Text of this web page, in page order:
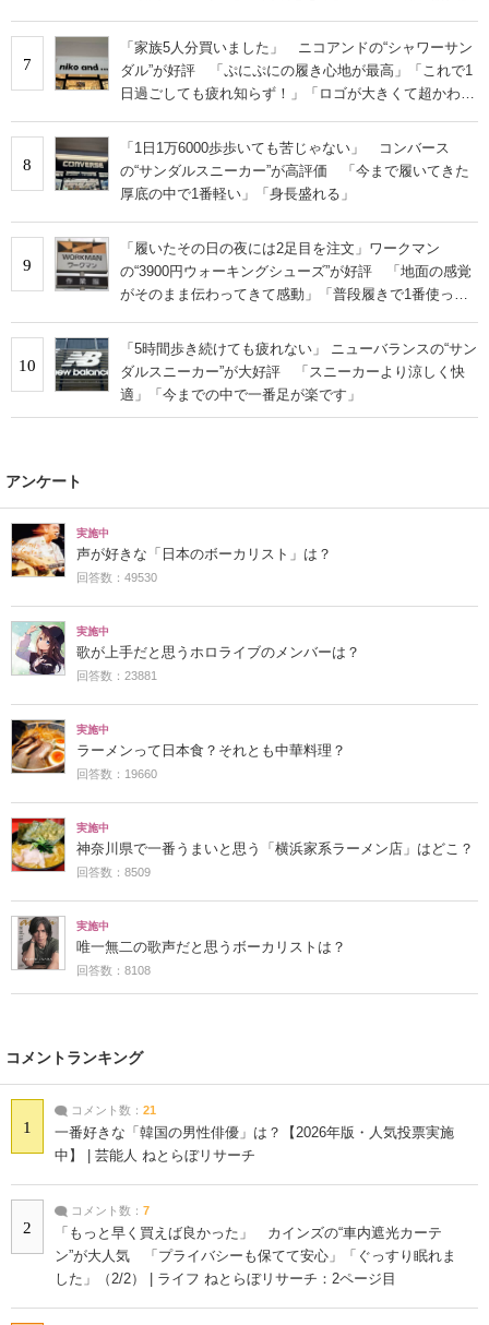
7
「家族5人分買いました」 ニコアンドの“シャワーサン
ダル”が好評 「ぷにぷにの履き心地が最高」「これで1
日過ごしても疲れ知らず！」「ロゴが大きくて超かわい
8
「1日1万6000歩歩いても苦じゃない」 コンバース
の“サンダルスニーカー”が高評価 「今まで履いてきた
厚底の中で1番軽い」「身長盛れる」
9
「履いたその日の夜には2足目を注文」ワークマン
の“3900円ウォーキングシューズ”が好評 「地面の感覚
がそのまま伝わってきて感動」「普段履きで1番使って
10
「5時間歩き続けても疲れない」 ニューバランスの“サン
ダルスニーカー”が大好評 「スニーカーより涼しく快
適」「今までの中で一番足が楽です」
アンケート
実施中
声が好きな「日本のボーカリスト」は？
回答数：49530
実施中
歌が上手だと思うホロライブのメンバーは？
回答数：23881
実施中
ラーメンって日本食？それとも中華料理？
回答数：19660
実施中
神奈川県で一番うまいと思う「横浜家系ラーメン店」はどこ？
回答数：8509
実施中
唯一無二の歌声だと思うボーカリストは？
回答数：8108
コメントランキング
1
コメント数： 21
一番好きな「韓国の男性俳優」は？【2026年版・人気投票実施
中】 | 芸能人 ねとらぼリサーチ
2
コメント数： 7
「もっと早く買えば良かった」 カインズの“車内遮光カーテ
ン”が大人気 「プライバシーも保てて安心」「ぐっすり眠れま
した」（2/2） | ライフ ねとらぼリサーチ：2ページ目